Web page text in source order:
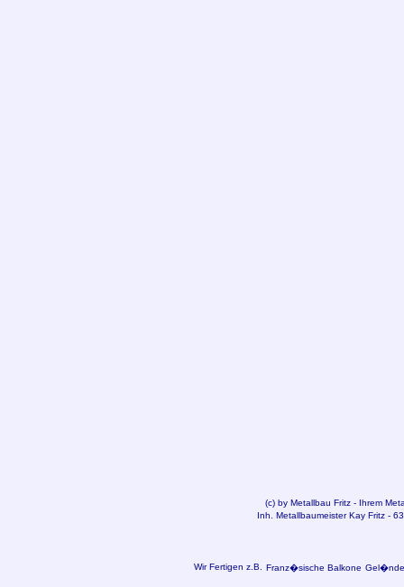
(c) by Metallbau Fritz - Ihrem
Inh. Metallbaumeister Kay Fritz -
Wir Fertigen z.B. Franz�sische Balkone